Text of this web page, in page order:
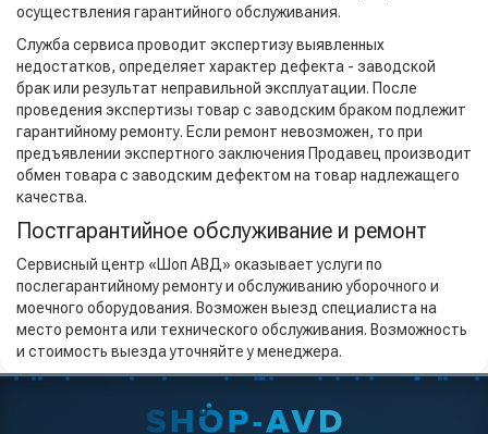
осуществления гарантийного обслуживания.
Служба сервиса проводит экспертизу выявленных
недостатков, определяет характер дефекта - заводской
брак или результат неправильной эксплуатации. После
проведения экспертизы товар с заводским браком подлежит
гарантийному ремонту. Если ремонт невозможен, то при
предъявлении экспертного заключения Продавец производит
обмен товара с заводским дефектом на товар надлежащего
качества.
Постгарантийное обслуживание и ремонт
Сервисный центр «Шоп АВД» оказывает услуги по
послегарантийному ремонту и обслуживанию уборочного и
моечного оборудования. Возможен выезд специалиста на
место ремонта или технического обслуживания. Возможность
и стоимость выезда уточняйте у менеджера.